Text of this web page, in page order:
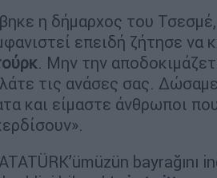
η δήμαρχος του Τσεσμέ,
επειδή ζήτησε να
. Μην την
τις ανάσες σας.
και είμαστε άνθρωποι
bayrağını